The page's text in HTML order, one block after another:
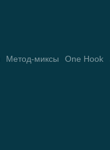
Метод-миксы One Hook